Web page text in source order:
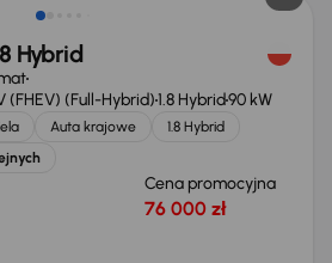
Hybrid
(FHEV) (Full-Hybrid)1.8 Hybrid90 kW
Auta krajowe
1.8 Hybrid
Cena promocyjna
76 000 zł